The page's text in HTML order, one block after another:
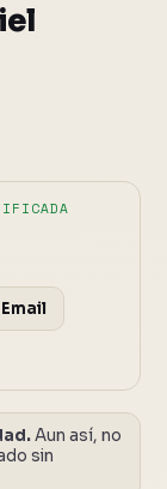
Email
Aun así, no
sin